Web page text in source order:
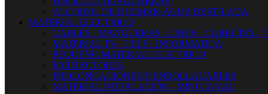
ALCOHOL DE QUEMAR-AGUA DESTILADA
MATERIAL ELECTRICO
CABLES - MANGUERAS - LINEA - CARRETES -
MATERIAL TV - TELF - INFORMATICA
PEQUEÑO MATERIAL ELECTRICO
EXTRACTORES
PROLONGACIONES Y ENROLLACABLES
MATERIAL INSTALACIÓN - MINI CANAL